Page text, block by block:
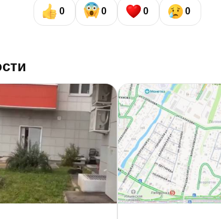
0 0 0 0